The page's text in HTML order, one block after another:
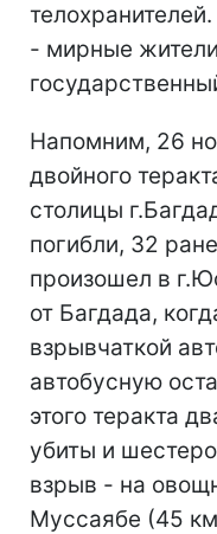
- мирные
Напомним, 26
двойного
столицы
погибли, 32
произошел в
от Багдада,
взрывчаткой
автобусную
этого теракта
убиты и
взрыв - на
Муссаябе (45